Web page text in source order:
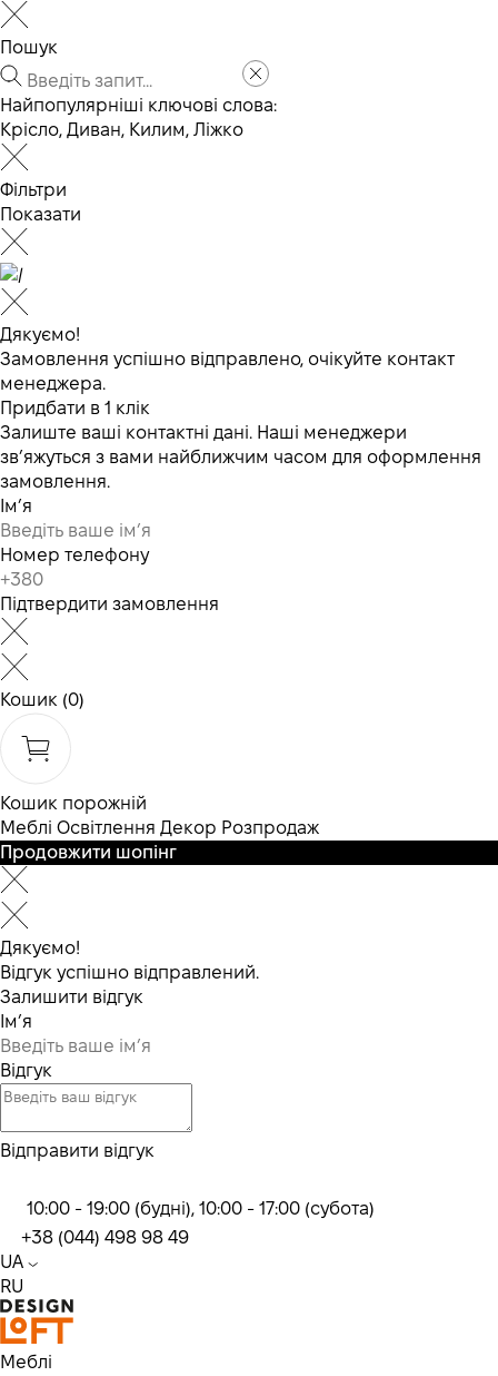
Пошук
Найпопулярніші ключові слова:
Крісло, Диван, Килим, Ліжко
Фільтри
Показати
Дякуємо!
Замовлення успішно відправлено, очікуйте контакт
менеджера.
Придбати в 1 клік
Залиште ваші контактні дані. Наші менеджери
зв’яжуться з вами найближчим часом для оформлення
замовлення.
Ім’я
Номер телефону
Підтвердити замовлення
Кошик (0)
Кошик порожній
Меблі Освітлення Декор Розпродаж
Продовжити шопінг
Дякуємо!
Відгук успішно відправлений.
Залишити відгук
Ім’я
Відгук
Відправити відгук
10:00 - 19:00 (будні), 10:00 - 17:00 (субота)
+38 (044) 498 98 49
UA
RU
Меблі